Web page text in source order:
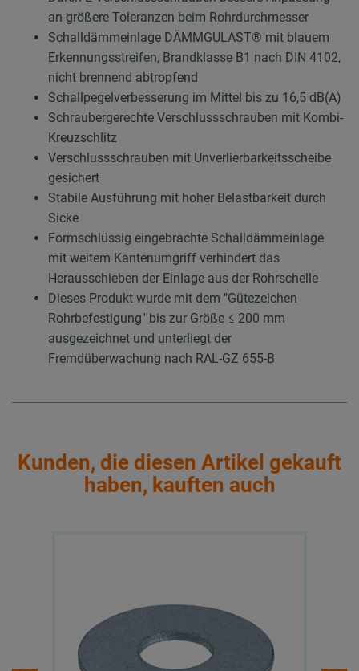
an größere Toleranzen beim Rohrdurchmesser
Schalldämmeinlage DÄMMGULAST® mit blauem
Erkennungsstreifen, Brandklasse B1 nach DIN 4102,
nicht brennend abtropfend
Schallpegelverbesserung im Mittel bis zu 16,5 dB(A)
Schraubergerechte Verschlussschrauben mit Kombi-
Kreuzschlitz
Verschlussschrauben mit Unverlierbarkeitsscheibe
gesichert
Stabile Ausführung mit hoher Belastbarkeit durch
Sicke
Formschlüssig eingebrachte Schalldämmeinlage
mit weitem Kantenumgriff verhindert das
Herausschieben der Einlage aus der Rohrschelle
Dieses Produkt wurde mit dem "Gütezeichen
Rohrbefestigung" bis zur Größe ≤ 200 mm
ausgezeichnet und unterliegt der
Fremdüberwachung nach RAL-GZ 655-B
Kunden, die diesen Artikel gekauft
haben, kauften auch